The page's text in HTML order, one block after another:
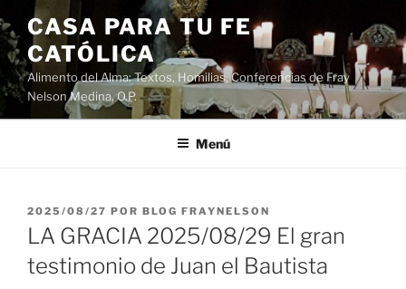
Saltar
al
contenido
CASA PARA TU FE
CATÓLICA
Alimento del Alma: Textos, Homilias, Conferencias de Fray
Nelson Medina, O.P.
Menú
PUBLICADO
EL
2025/08/27 POR BLOG FRAYNELSON
LA GRACIA 2025/08/29 El gran
testimonio de Juan el Bautista